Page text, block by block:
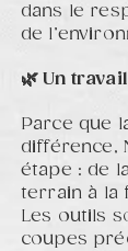
dans le
de
🌿 Un
Parce que
différence,
étape : de
terrain à la
Les outils
coupes